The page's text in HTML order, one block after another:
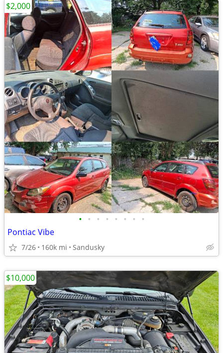
• • • • • • • •
Pontiac Vibe
7/26 160k mi Sandusky
$2,000
$10,000